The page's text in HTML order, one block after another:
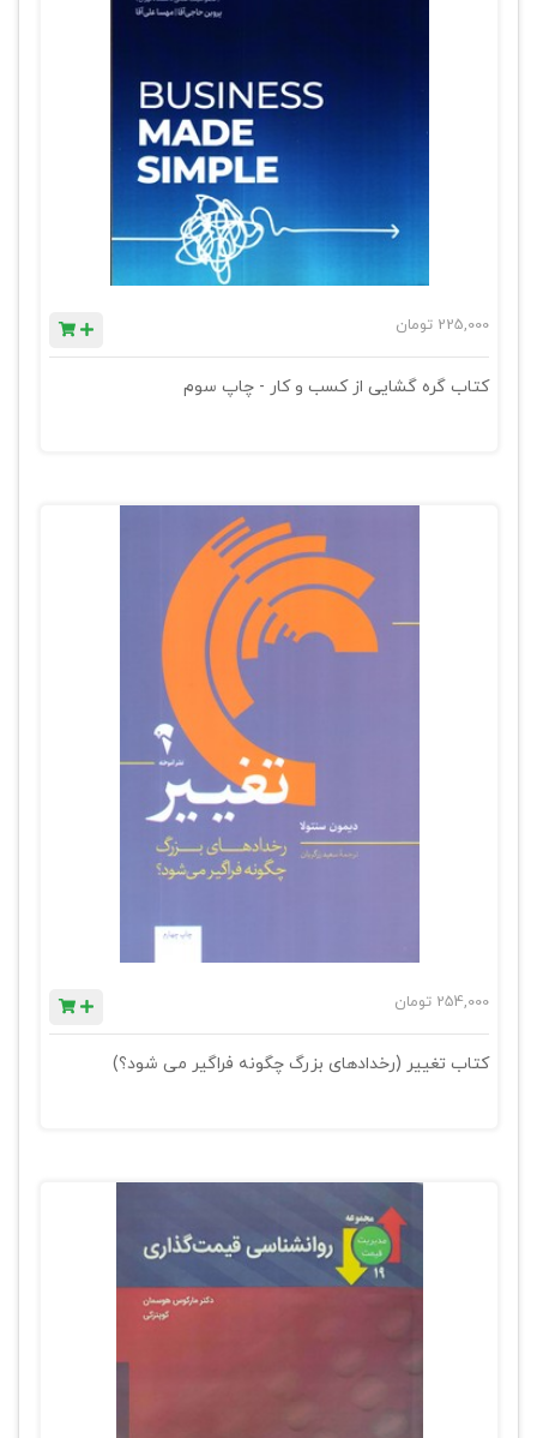
225,000 تومان
کتاب گره گشایی از کسب و کار - چاپ سوم
254,000 تومان
کتاب تغییر (رخدادهای بزرگ چگونه فراگیر می شود؟)